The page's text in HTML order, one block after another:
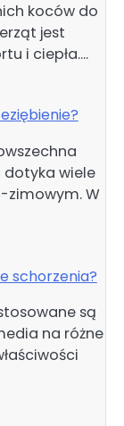
koców do
jest
i ciepła.…
wiele
zimowym. W
schorzenia?
są
na różne